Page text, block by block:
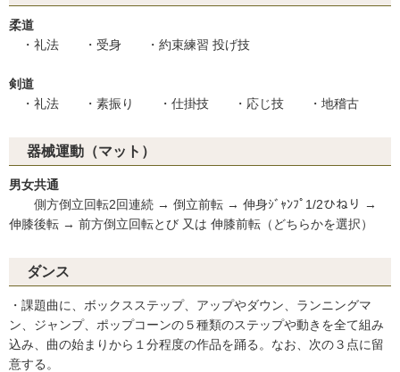
柔道
・礼法 ・受身 ・約束練習 投げ技
剣道
・礼法 ・素振り ・仕掛技 ・応じ技 ・地稽古
器械運動（マット）
男女共通
側方倒立回転2回連続 → 倒立前転 → 伸身ｼﾞｬﾝﾌﾟ1/2ひねり →
伸膝後転 → 前方倒立回転とび 又は 伸膝前転（どちらかを選択）
ダンス
・課題曲に、ボックスステップ、アップやダウン、ランニングマ
ン、ジャンプ、ポップコーンの５種類のステップや動きを全て組み
込み、曲の始まりから１分程度の作品を踊る。なお、次の３点に留
意する。